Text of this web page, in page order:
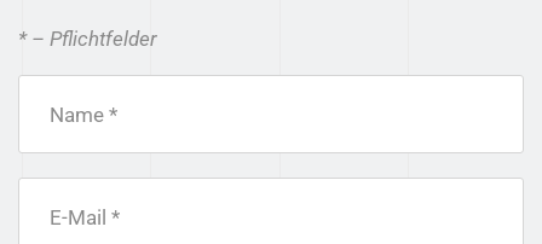
* – Pflichtfelder
Name *
E-Mail *